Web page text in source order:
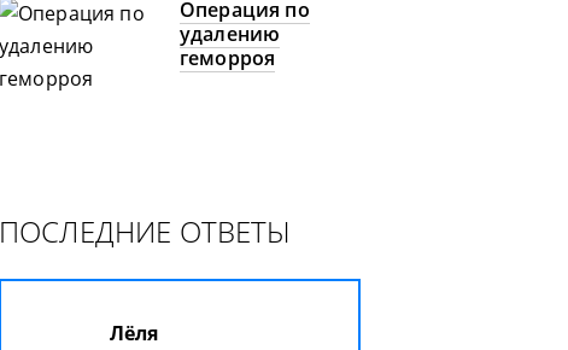
Операция по
удалению
геморроя
ПОСЛЕДНИЕ ОТВЕТЫ
Лёля